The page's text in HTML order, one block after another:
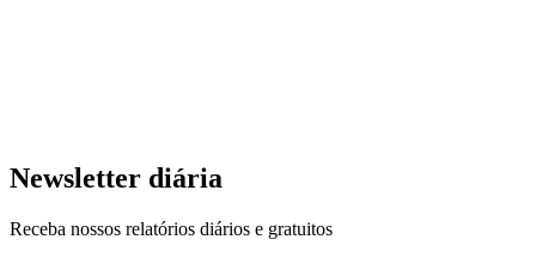
Newsletter diária
Receba nossos relatórios diários e gratuitos